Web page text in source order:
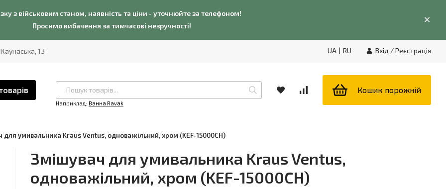
з військовим станом, наявність та ціни - уточнюйте за телефоном!
Просимо вибачення за тимчасові незручності!
13 UA | RU Вхід /Реєстрація
Наприклад: Ванна Ravak
Кошик порожній
для умивальника Kraus Ventus, одноважільний, хром (KEF-15000CH)
Змішувач для умивальника Kraus Ventus,
одноважільний, хром (KEF-15000CH)